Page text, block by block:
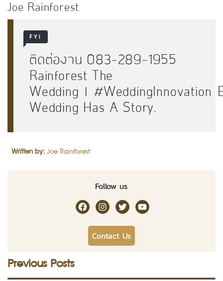
Joe Rainforest
FYI
ติดต่องาน 083-289-1955
Rainforest The
Wedding l#WeddingInnovation
Wedding Has A Story.
Written by: Joe Rainforest
Follow us
RakDok Channel Facebook
RakDok Channel Instagram
RakDok Twitter
Rakdok Channel
Contact Us
Previous Posts